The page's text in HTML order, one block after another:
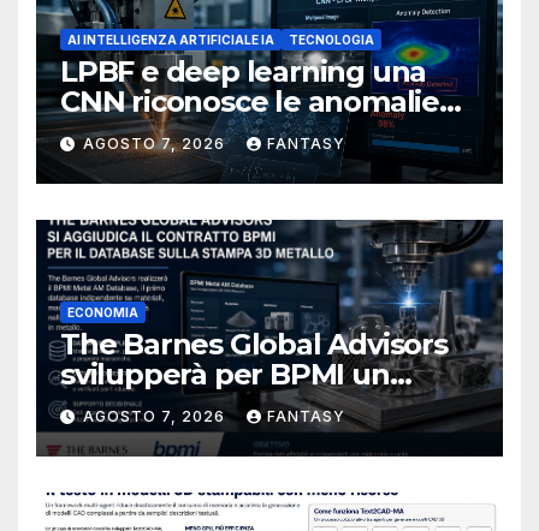
AI INTELLIGENZA ARTIFICIALE IA TECNOLOGIA
LPBF e deep learning una
CNN riconosce le anomalie
del bagno di fusione
AGOSTO 7, 2026 FANTASY
ECONOMIA
The Barnes Global Advisors
svilupperà per BPMI un
database per la stampa 3D
metallica destinata alla filiera
navale statunitense
AGOSTO 7, 2026 FANTASY